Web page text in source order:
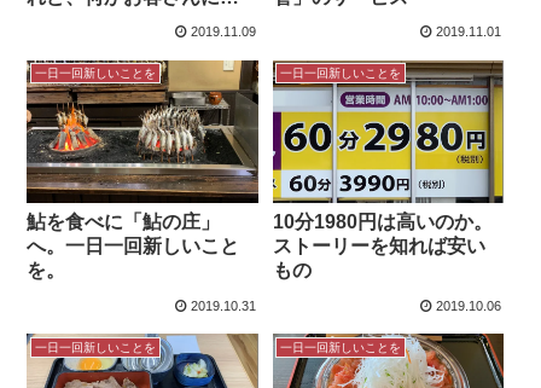
2019.11.09 2019.11.01
一日一回新しいことを
鮎を食べに「鮎の庄」
へ。一日一回新しいこと
を。
2019.10.31
一日一回新しいことを
10分1980円は高いのか。
ストーリーを知れば安い
もの
2019.10.06
一日一回新しいことを 一日一回新しいことを